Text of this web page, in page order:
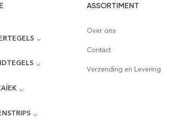
ASSORTIMENT
Over ons
Contact
Verzending en Levering